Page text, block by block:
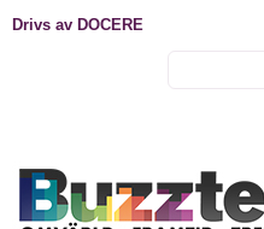
Drivs av DOCERE